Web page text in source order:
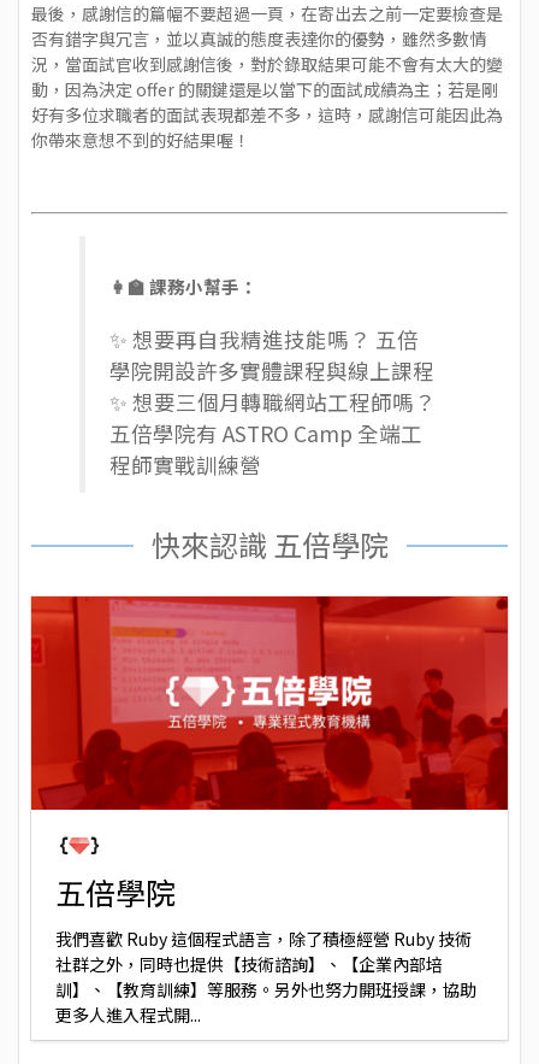
最後，感謝信的篇幅不要超過一頁，在寄出去之前一定要檢查是
否有錯字與冗言，並以真誠的態度表達你的優勢，雖然多數情
況，當面試官收到感謝信後，對於錄取結果可能不會有太大的變
動，因為決定 offer 的關鍵還是以當下的面試成績為主；若是剛
好有多位求職者的面試表現都差不多，這時，感謝信可能因此為
你帶來意想不到的好結果喔！
👩‍🏫 課務小幫手：
✨ 想要再自我精進技能嗎？ 五倍
學院開設許多實體課程與線上課程
✨ 想要三個月轉職網站工程師嗎？
五倍學院有 ASTRO Camp 全端工
程師實戰訓練營
快來認識 五倍學院
五倍學院
我們喜歡 Ruby 這個程式語言，除了積極經營 Ruby 技術
社群之外，同時也提供【技術諮詢】、【企業內部培
訓】、【教育訓練】等服務。另外也努力開班授課，協助
更多人進入程式開...